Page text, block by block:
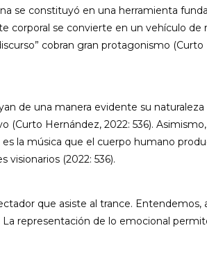
se constituyó en una herramienta
corporal se convierte en un vehículo de
cobran gran protagonismo
de una manera evidente su
(Curto Hernández, 2022: 536).
la música que el cuerpo humano
visionarios (2022: 536).
que asiste al trance. Entendemos,
representación de lo emocional